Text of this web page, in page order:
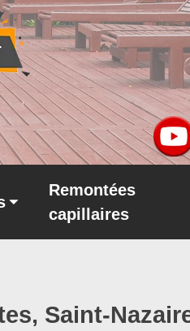
Remontées
capillaires
Saint-